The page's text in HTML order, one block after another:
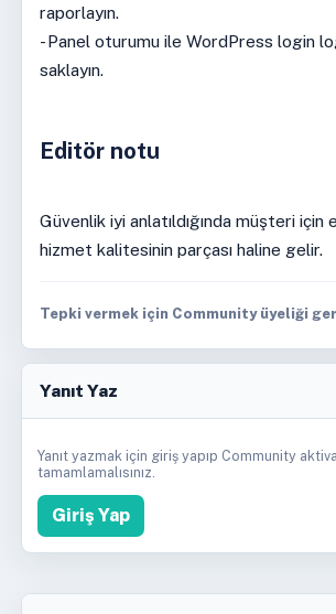
raporlayın.
- Panel oturumu ile WordPress login
saklayın.
Editör notu
Güvenlik iyi anlatıldığında müşteri için
hizmet kalitesinin parçası haline gelir.
Tepki vermek için Community üyeliği
Yanıt Yaz
Yanıt yazmak için giriş yapıp Community
tamamlamalısınız.
Giriş Yap